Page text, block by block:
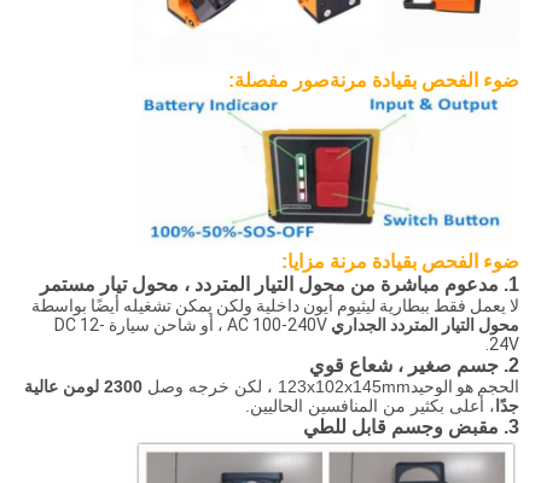
ضوء الفحص بقيادة مرنةصور مفصلة:
ضوء الفحص بقيادة مرنة مزايا:
1. مدعوم مباشرة من محول التيار المتردد ، محول تيار مستمر
لا يعمل فقط ببطارية ليثيوم أيون داخلية ولكن يمكن تشغيله أيضًا بواسطة
محول التيار المتردد الجداري
AC 100-240V ، أو شاحن سيارة DC 12-
24V.
2. جسم صغير ، شعاع قوي
الحجم هو الوحيد123x102x145mm ، لكن خرجه وصل
2300 لومن عالية
جدًا ، أعلى بكثير من المنافسين الحاليين.
3. مقبض وجسم قابل للطي